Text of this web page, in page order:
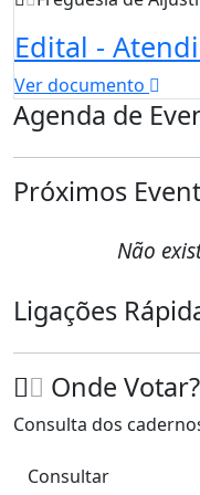
Edital -
Ver documento
Agenda de
Próximos
Não
Ligações
Onde Votar?
Consulta dos
Consultar